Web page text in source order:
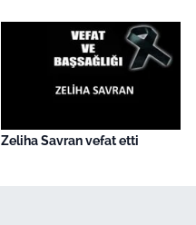
Zeliha Savran vefat etti